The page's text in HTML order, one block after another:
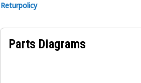
Returpolicy
Parts Diagrams